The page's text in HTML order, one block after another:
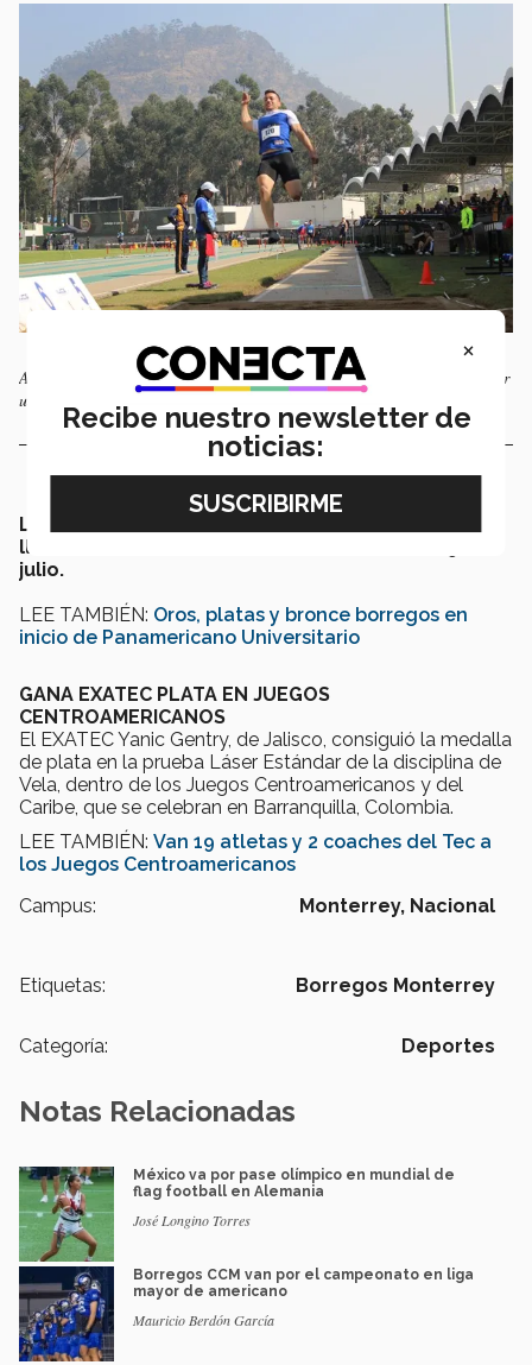
Adrián Rivera ganó medalla de bronce en la jornada de hoy pese a sufrir
un desgarro.
Los Juegos Panamericanos Universitarios se
llevan a cabo en Sao Paulo, Brasil del 20 al 29 de
julio.
LEE TAMBIÉN: Oros, platas y bronce borregos en
inicio de Panamericano Universitario
GANA EXATEC PLATA EN JUEGOS
CENTROAMERICANOS
El EXATEC Yanic Gentry, de Jalisco, consiguió la medalla
de plata en la prueba Láser Estándar de la disciplina de
Vela, dentro de los Juegos Centroamericanos y del
Caribe, que se celebran en Barranquilla, Colombia.
LEE TAMBIÉN: Van 19 atletas y 2 coaches del Tec a
los Juegos Centroamericanos
Campus:
Monterrey, Nacional
Etiquetas: Borregos Monterrey
Categoría: Deportes
Notas Relacionadas
México va por pase olímpico en mundial de
flag football en Alemania
José Longino Torres
Borregos CCM van por el campeonato en liga
mayor de americano
Mauricio Berdón García
×
Recibe nuestro newsletter de
noticias: